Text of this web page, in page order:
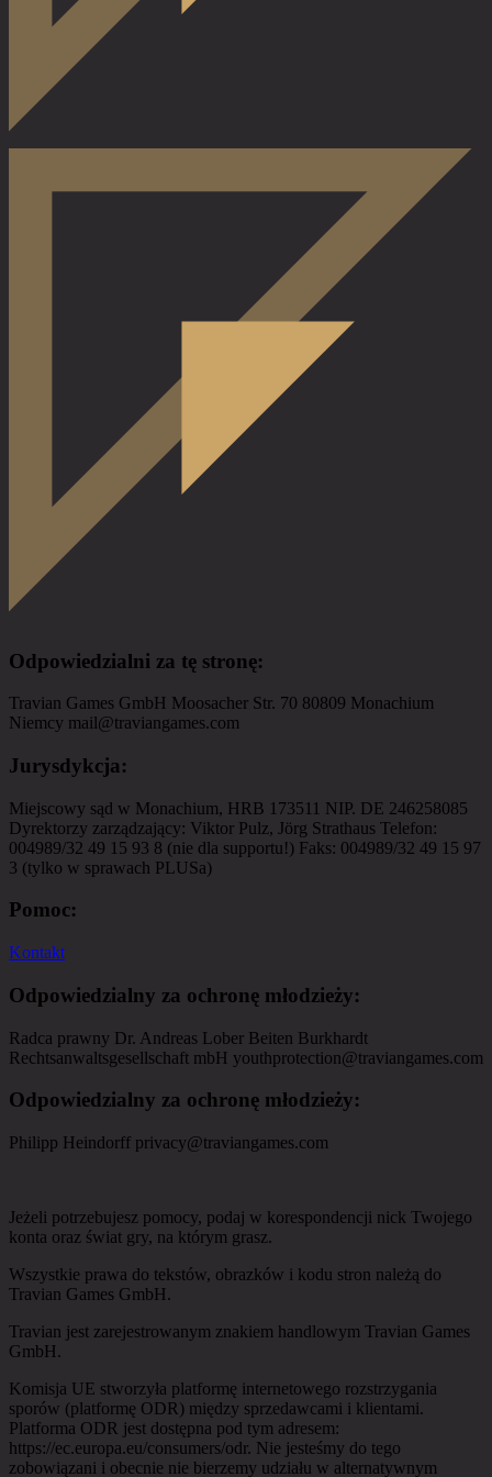
Odpowiedzialni za tę stronę:
Travian Games GmbH Moosacher Str. 70 80809 Monachium
Niemcy mail@traviangames.com
Jurysdykcja:
Miejscowy sąd w Monachium, HRB 173511 NIP. DE 246258085
Dyrektorzy zarządzający: Viktor Pulz, Jörg Strathaus Telefon:
004989/32 49 15 93 8 (nie dla supportu!) Faks: 004989/32 49 15 97
3 (tylko w sprawach PLUSa)
Pomoc:
Kontakt
Odpowiedzialny za ochronę młodzieży:
Radca prawny Dr. Andreas Lober Beiten Burkhardt
Rechtsanwaltsgesellschaft mbH youthprotection@traviangames.com
Odpowiedzialny za ochronę młodzieży:
Philipp Heindorff privacy@traviangames.com
Jeżeli potrzebujesz pomocy, podaj w korespondencji nick Twojego
konta oraz świat gry, na którym grasz.
Wszystkie prawa do tekstów, obrazków i kodu stron należą do
Travian Games GmbH.
Travian jest zarejestrowanym znakiem handlowym Travian Games
GmbH.
Komisja UE stworzyła platformę internetowego rozstrzygania
sporów (platformę ODR) między sprzedawcami i klientami.
Platforma ODR jest dostępna pod tym adresem:
https://ec.europa.eu/consumers/odr. Nie jesteśmy do tego
zobowiązani i obecnie nie bierzemy udziału w alternatywnym